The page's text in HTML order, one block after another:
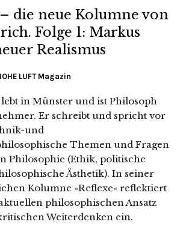
– die neue Kolumne von
Folge 1: Markus
Realismus
LUFT Magazin
in Münster und ist Philosoph
Er schreibt und spricht vor
und
Themen und Fragen
Philosophie (Ethik, politische
Ästhetik). In seiner
Kolumne »Reflexe« reflektiert
philosophischen Ansatz
Weiterdenken ein.